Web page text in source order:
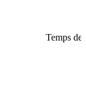
Temps de